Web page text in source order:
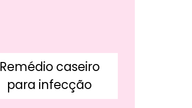
Remédio caseiro
para infecção